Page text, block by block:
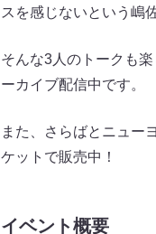
スを感じないという嶋
そんな3人のトークも
ーカイブ配信中です。
また、さらばとニュー
ケットで販売中！
イベント概要